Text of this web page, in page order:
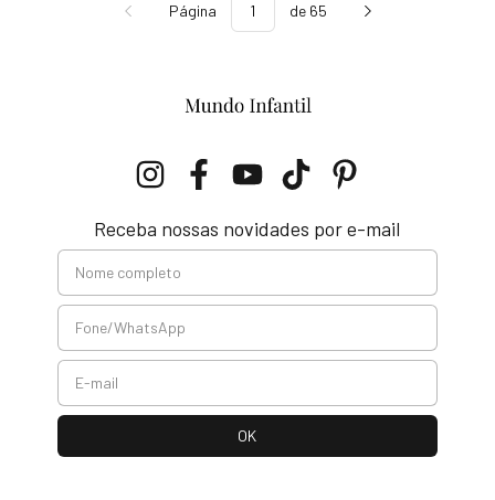
Página de 65
Receba nossas novidades por e-mail